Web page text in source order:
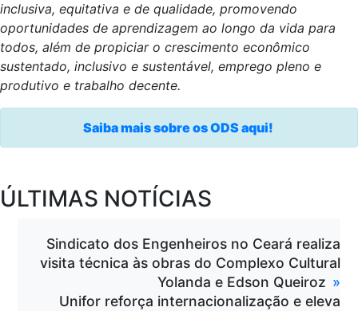
inclusiva, equitativa e de qualidade, promovendo
oportunidades de aprendizagem ao longo da vida para
todos, além de propiciar o crescimento econômico
sustentado, inclusivo e sustentável, emprego pleno e
produtivo e trabalho decente.
Saiba mais sobre os ODS aqui!
ÚLTIMAS NOTÍCIAS
Sindicato dos Engenheiros no Ceará realiza
visita técnica às obras do Complexo Cultural
Yolanda e Edson Queiroz
Unifor reforça internacionalização e eleva